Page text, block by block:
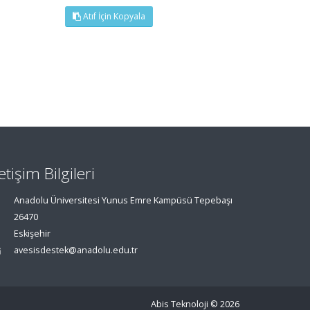
Atıf İçin Kopyala
Bilgileri
Anadolu Üniversitesi Yunus Emre Kampüsü Tepebaşı
26470
Eskişehir
avesisdestek@anadolu.edu.tr
Abis Teknoloji © 2026